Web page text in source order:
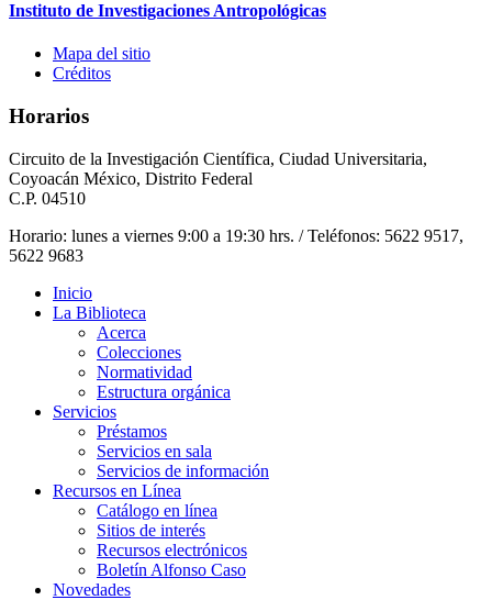
Instituto de Investigaciones Antropológicas
Mapa del sitio
Créditos
Horarios
Circuito de la Investigación Científica, Ciudad Universitaria,
Coyoacán México, Distrito Federal
C.P. 04510
Horario: lunes a viernes 9:00 a 19:30 hrs. / Teléfonos: 5622 9517,
5622 9683
Inicio
La Biblioteca
Acerca
Colecciones
Normatividad
Estructura orgánica
Servicios
Préstamos
Servicios en sala
Servicios de información
Recursos en Línea
Catálogo en línea
Sitios de interés
Recursos electrónicos
Boletín Alfonso Caso
Novedades